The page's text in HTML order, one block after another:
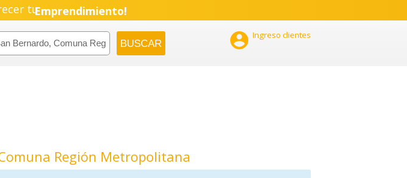
tuEmprendimiento!
 Ingreso clientes
Región Metropolitana